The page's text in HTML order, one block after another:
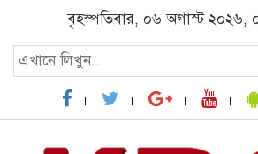
বৃহস্পতিবার, ০৬ অগাস্ট ২০২৬,